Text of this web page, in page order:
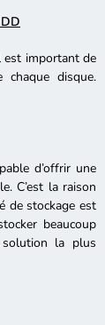
est important de
chaque disque.
d’offrir une
C’est la raison
de stockage est
beaucoup
la plus